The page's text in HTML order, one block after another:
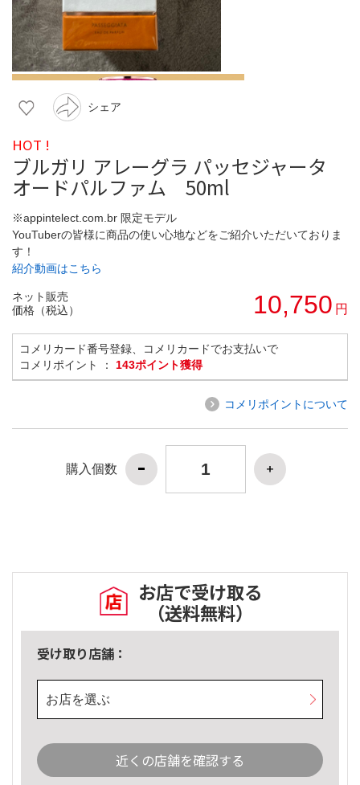
シェア
HOT !
ブルガリ アレーグラ パッセジャータ
オードパルファム 50ml
※appintelect.com.br 限定モデル
YouTuberの皆様に商品の使い心地などをご紹介いただいておりま
す！
紹介動画はこちら
ネット販売
価格（税込）
10,750 円
コメリカード番号登録、コメリカードでお支払いで
コメリポイント ： 143ポイント獲得
コメリポイントについて
購入個数
お店で受け取る
（送料無料）
受け取り店舗：
お店を選ぶ
近くの店舗を確認する